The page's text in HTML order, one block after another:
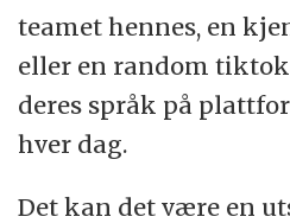
teamet hennes, en
eller en random
deres språk på
hver dag.
Det kan det være en